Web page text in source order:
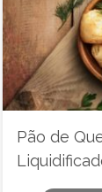
Pão de